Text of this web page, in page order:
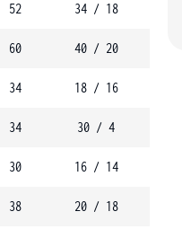
52 34 / 18
60 40 / 20
34 18 / 16
34 30 / 4
30 16 / 14
38 20 / 18